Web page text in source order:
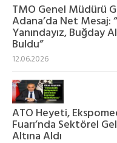
TMO Genel Müdürü
Adana’da Net Mesaj:
Yanındayız, Buğday
Buldu”
12.06.2026
ATO Heyeti,
Fuarı’nda Sektörel
Altına Aldı